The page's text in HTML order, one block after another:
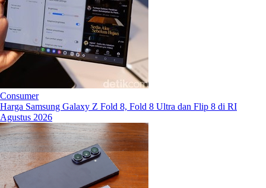
Consumer
Harga Samsung Galaxy Z Fold 8, Fold 8 Ultra dan Flip 8 di RI
Agustus 2026